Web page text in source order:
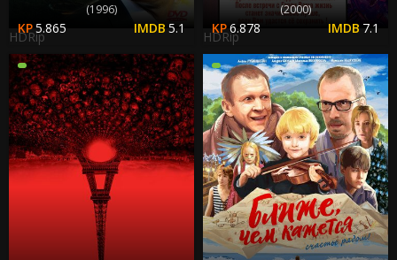
(1996)
5.865 5.1
HDRip
(2000)
6.878 7.1
HDRip